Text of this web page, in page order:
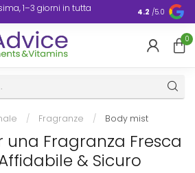
1–3 giorni in tutta 4.2 /5.0
0
/ Fragranze / Body mist
una Fragranza Fresca
& Sicuro